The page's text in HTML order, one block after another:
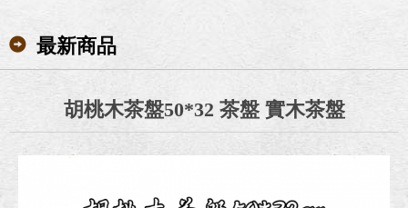
最新商品
胡桃木茶盤50*32 茶盤 實木茶盤